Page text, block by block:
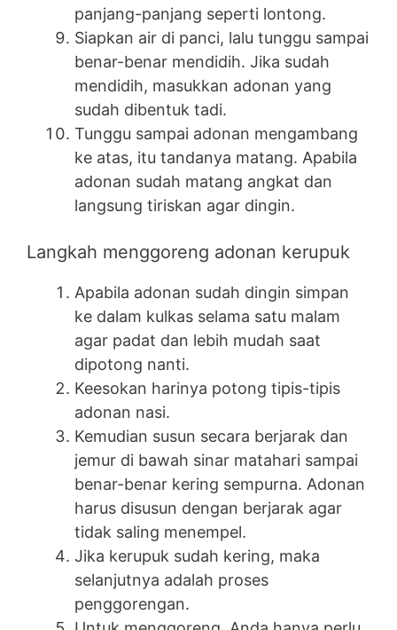
panjang-panjang seperti lontong.
Siapkan air di panci, lalu tunggu sampai
benar-benar mendidih. Jika sudah
mendidih, masukkan adonan yang
sudah dibentuk tadi.
Tunggu sampai adonan mengambang
ke atas, itu tandanya matang. Apabila
adonan sudah matang angkat dan
langsung tiriskan agar dingin.
Langkah menggoreng adonan kerupuk
Apabila adonan sudah dingin simpan
ke dalam kulkas selama satu malam
agar padat dan lebih mudah saat
dipotong nanti.
Keesokan harinya potong tipis-tipis
adonan nasi.
Kemudian susun secara berjarak dan
jemur di bawah sinar matahari sampai
benar-benar kering sempurna. Adonan
harus disusun dengan berjarak agar
tidak saling menempel.
Jika kerupuk sudah kering, maka
selanjutnya adalah proses
penggorengan.